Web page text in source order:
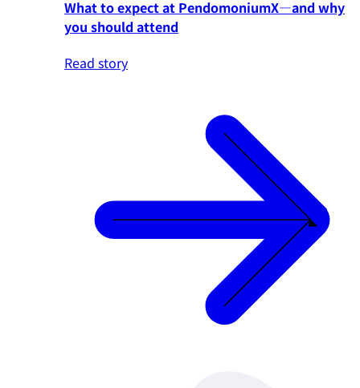
What to expect at PendomoniumX—and why
you should attend
Read story